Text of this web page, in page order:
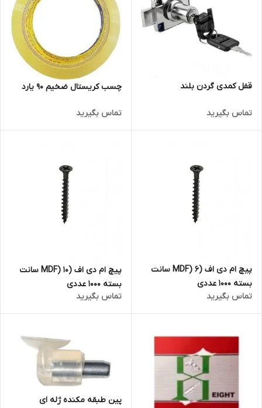
قفل کمدی گردن بلند
تماس بگیرید
چسب کریستال ضخیم 90 یارد
تماس بگیرید
پیچ ام دی اف (MDF) 6 سانت
بسته 1000 عددی
تماس بگیرید
پیچ ام دی اف (MDF) 10 سانت
بسته 1000 عددی
تماس بگیرید
پین طبقه مکنده ژله ای